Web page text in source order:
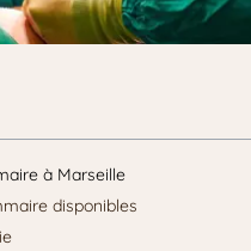
à Marseille
disponibles